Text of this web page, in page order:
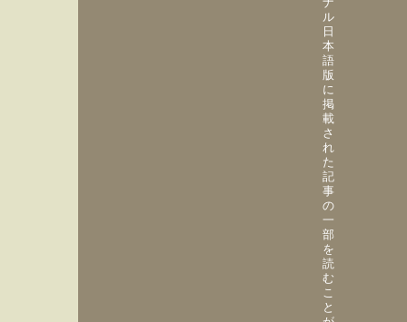
ル
日
本
語
版
に
掲
載
さ
れ
た
記
事
の
一
部
を
読
む
こ
と